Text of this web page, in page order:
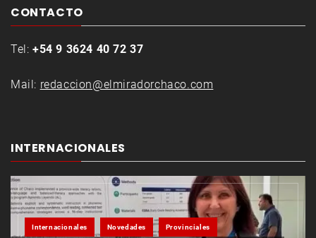
CONTACTO
Tel: +54 9 3624 40 72 37
Mail: redaccion@elmiradorchaco.com
INTERNACIONALES
Internacionales Novedades Provinciales